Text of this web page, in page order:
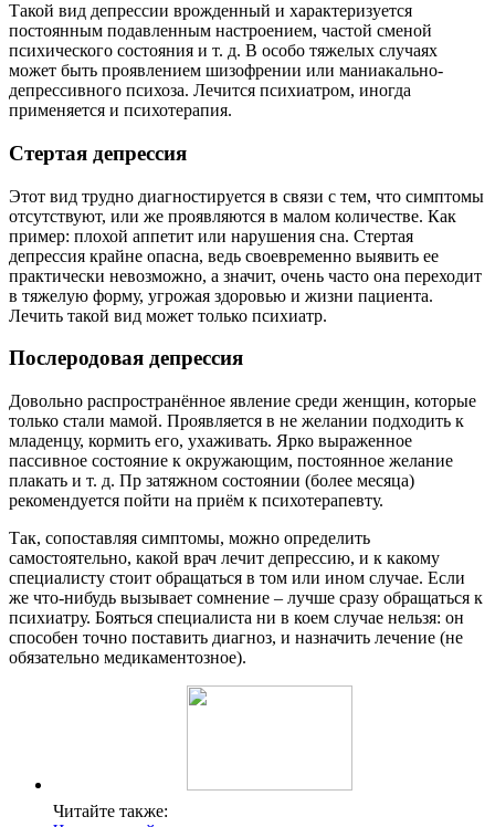
Такой вид депрессии врожденный и характеризуется
постоянным подавленным настроением, частой сменой
психического состояния и т. д. В особо тяжелых случаях
может быть проявлением шизофрении или маниакально-
депрессивного психоза. Лечится психиатром, иногда
применяется и психотерапия.
Стертая депрессия
Этот вид трудно диагностируется в связи с тем, что симптомы
отсутствуют, или же проявляются в малом количестве. Как
пример: плохой аппетит или нарушения сна. Стертая
депрессия крайне опасна, ведь своевременно выявить ее
практически невозможно, а значит, очень часто она переходит
в тяжелую форму, угрожая здоровью и жизни пациента.
Лечить такой вид может только психиатр.
Послеродовая депрессия
Довольно распространённое явление среди женщин, которые
только стали мамой. Проявляется в не желании подходить к
младенцу, кормить его, ухаживать. Ярко выраженное
пассивное состояние к окружающим, постоянное желание
плакать и т. д. Пр затяжном состоянии (более месяца)
рекомендуется пойти на приём к психотерапевту.
Так, сопоставляя симптомы, можно определить
самостоятельно, какой врач лечит депрессию, и к какому
специалисту стоит обращаться в том или ином случае. Если
же что-нибудь вызывает сомнение – лучше сразу обращаться к
психиатру. Бояться специалиста ни в коем случае нельзя: он
способен точно поставить диагноз, и назначить лечение (не
обязательно медикаментозное).
Читайте также: